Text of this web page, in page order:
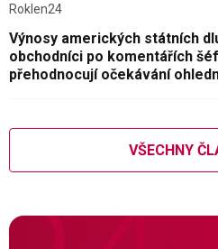
Roklen24
Výnosy amerických státních
obchodníci po komentářích
přehodnocují očekávání
VŠECHNY